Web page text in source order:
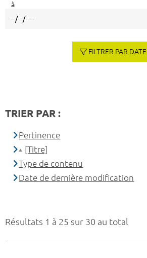
Résultats 1 à 25 sur 30 au total
à
FILTRER PAR DATE
TRIER PAR :
Pertinence
[Titre]
Type de contenu
Date de dernière modification